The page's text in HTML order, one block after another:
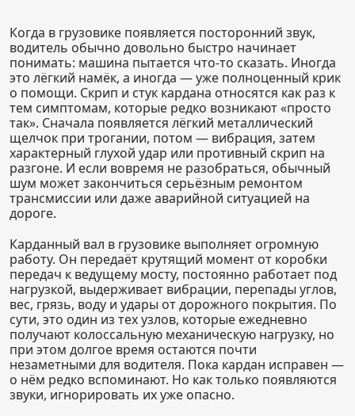
Когда в грузовике появляется посторонний звук,
водитель обычно довольно быстро начинает
понимать: машина пытается что-то сказать. Иногда
это лёгкий намёк, а иногда — уже полноценный крик
о помощи. Скрип и стук кардана относятся как раз к
тем симптомам, которые редко возникают «просто
так». Сначала появляется лёгкий металлический
щелчок при трогании, потом — вибрация, затем
характерный глухой удар или противный скрип на
разгоне. И если вовремя не разобраться, обычный
шум может закончиться серьёзным ремонтом
трансмиссии или даже аварийной ситуацией на
дороге.
Карданный вал в грузовике выполняет огромную
работу. Он передаёт крутящий момент от коробки
передач к ведущему мосту, постоянно работает под
нагрузкой, выдерживает вибрации, перепады углов,
вес, грязь, воду и удары от дорожного покрытия. По
сути, это один из тех узлов, которые ежедневно
получают колоссальную механическую нагрузку, но
при этом долгое время остаются почти
незаметными для водителя. Пока кардан исправен —
о нём редко вспоминают. Но как только появляются
звуки, игнорировать их уже опасно.